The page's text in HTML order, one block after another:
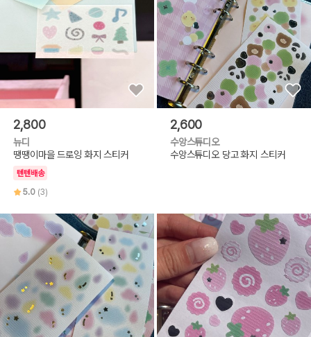
2,800
뉴디
땡땡이마을 드로잉 화지 스티커
텐텐배송
5.0 (3)
2,600
수앙스튜디오
수앙스튜디오 당고 화지 스티커